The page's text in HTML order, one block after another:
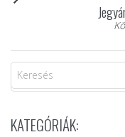
KATEGÓRIÁK: